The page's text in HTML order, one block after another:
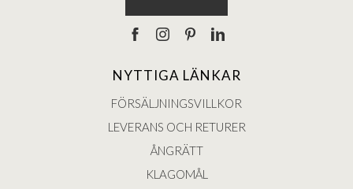
NYTTIGA LÄNKAR
FÖRSÄLJNINGSVILLKOR
LEVERANS OCH RETURER
ÅNGRÄTT
KLAGOMÅL